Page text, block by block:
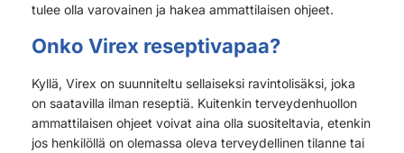
tulee olla varovainen ja hakea ammattilaisen ohjeet.
Onko Virex reseptivapaa?
Kyllä, Virex on suunniteltu sellaiseksi ravintolisäksi, joka
on saatavilla ilman reseptiä. Kuitenkin terveydenhuollon
ammattilaisen ohjeet voivat aina olla suositeltavia, etenkin
jos henkilöllä on olemassa oleva terveydellinen tilanne tai